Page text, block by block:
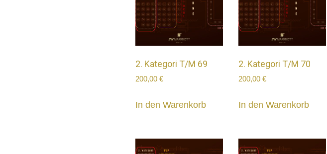
2. Kategori T/M 69
200,00€
In den Warenkorb
2. Kategori T/M 70
200,00 €
In den Warenkorb